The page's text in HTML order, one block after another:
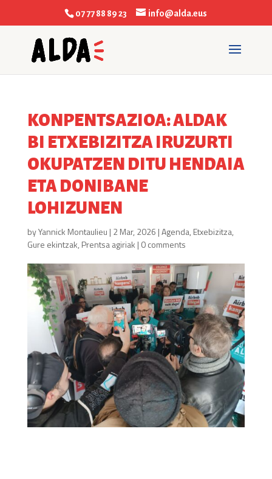
07 77 88 89 23 info@alda.eus
KONPENTSAZIOA: ALDAK
BI ETXEBIZITZA IRUZURTI
OKUPATZEN DITU HENDAIA
ETA DONIBANE
LOHIZUNEN
byYannick Montaulieu | 2 Mar, 2026 |Agenda, Etxebizitza,
Gure ekintzak, Prentsa agiriak | 0 comments